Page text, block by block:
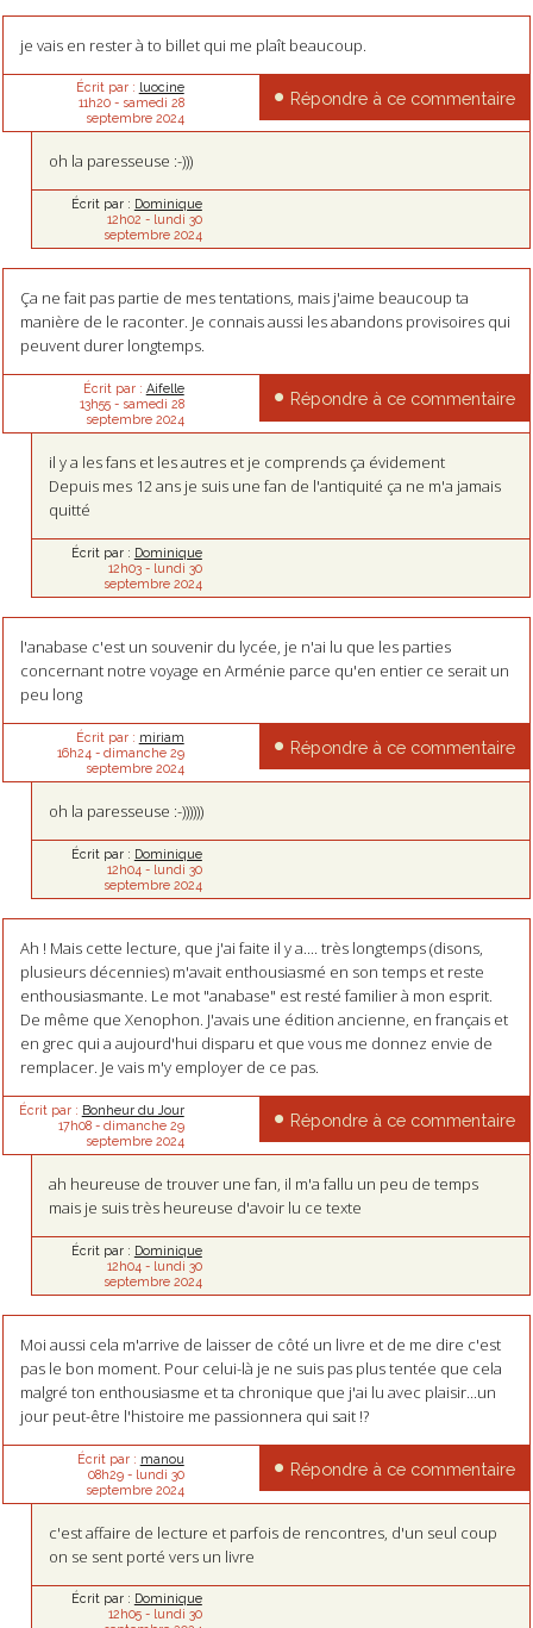
je vais en rester à to billet qui me plaît beaucoup.
Écrit par :
luocine
11h20- samedi 28
septembre 2024
Répondre à ce commentaire
oh la paresseuse :-)))
Écrit par : Dominique
12h02 - lundi 30
septembre 2024
Ça ne fait pas partie de mes tentations, mais j'aime beaucoup ta
manière de le raconter. Je connais aussi les abandons provisoires qui
peuvent durer longtemps.
Écrit par : Aifelle
13h55- samedi 28
septembre 2024
Répondre à ce commentaire
il y a les fans et les autres et je comprends ça évidement
Depuis mes 12 ans je suis une fan de l'antiquité ça ne m'a jamais
quitté
Écrit par : Dominique
12h03- lundi 30
septembre 2024
l'anabase c'est un souvenir du lycée, je n'ai lu que les parties
concernant notre voyage en Arménie parce qu'en entier ce serait un
peu long
Écrit par : miriam
16h24 - dimanche 29
septembre 2024
Répondre à ce commentaire
oh la paresseuse :-))))))
Écrit par : Dominique
12h04 - lundi 30
septembre 2024
Ah ! Mais cette lecture, que j'ai faite il y a.... très longtemps (disons,
plusieurs décennies) m'avait enthousiasmé en son temps et reste
enthousiasmante. Le mot "anabase" est resté familier à mon esprit.
De même que Xenophon. J'avais une édition ancienne, en français et
en grec qui a aujourd'hui disparu et que vous me donnez envie de
remplacer. Je vais m'y employer de ce pas.
Écrit par : Bonheur du Jour
17h08- dimanche 29
septembre 2024
Répondre à ce commentaire
ah heureuse de trouver une fan, il m'a fallu un peu de temps
mais je suis très heureuse d'avoir lu ce texte
Écrit par : Dominique
12h04 - lundi 30
septembre 2024
Moi aussi cela m'arrive de laisser de côté un livre et de me dire c'est
pas le bon moment. Pour celui-là je ne suis pas plus tentée que cela
malgré ton enthousiasme et ta chronique que j'ai lu avec plaisir...un
jour peut-être l'histoire me passionnera qui sait !?
Écrit par : manou
08h29- lundi 30
septembre 2024
Répondre à ce commentaire
c'est affaire de lecture et parfois de rencontres, d'un seul coup
on se sent porté vers un livre
Écrit par : Dominique
12h05- lundi 30